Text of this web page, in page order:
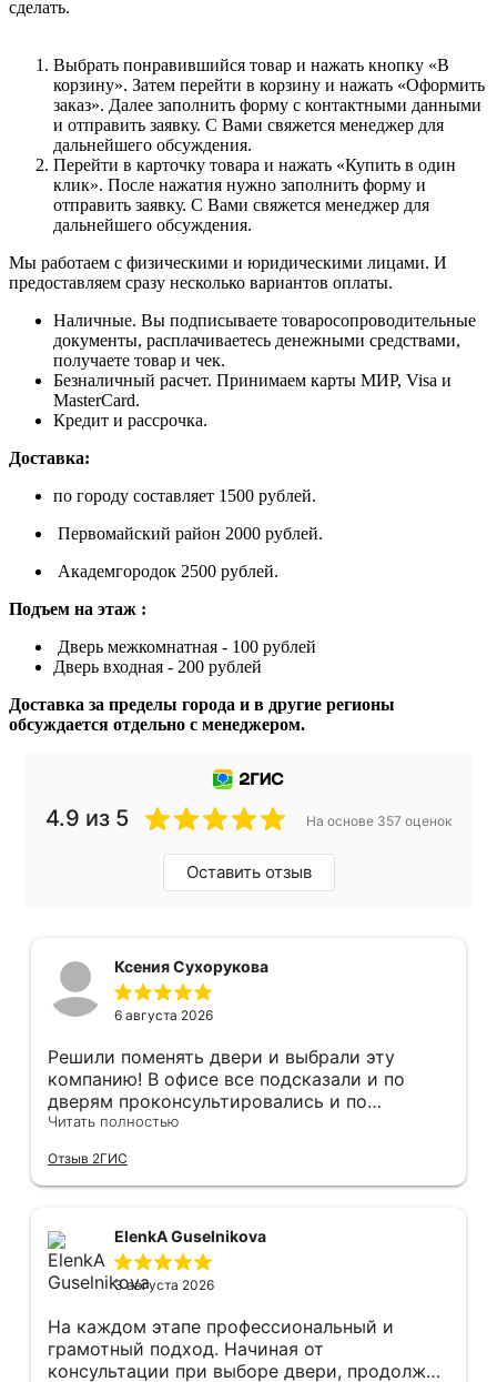
сделать.
Выбрать понравившийся товар и нажать кнопку «В
корзину». Затем перейти в корзину и нажать «Оформить
заказ». Далее заполнить форму с контактными данными
и отправить заявку. С Вами свяжется менеджер для
дальнейшего обсуждения.
Перейти в карточку товара и нажать «Купить в один
клик». После нажатия нужно заполнить форму и
отправить заявку. С Вами свяжется менеджер для
дальнейшего обсуждения.
Мы работаем с физическими и юридическими лицами. И
предоставляем сразу несколько вариантов оплаты.
Наличные. Вы подписываете товаросопроводительные
документы, расплачиваетесь денежными средствами,
получаете товар и чек.
Безналичный расчет. Принимаем карты МИР, Visa и
MasterCard.
Кредит и рассрочка.
Доставка:
по городу составляет 1500 рублей.
Первомайский район 2000 рублей.
Академгородок 2500 рублей.
Подъем на этаж :
Дверь межкомнатная - 100 рублей
Дверь входная - 200 рублей
Доставка за пределы города и в другие регионы
обсуждается отдельно с менеджером.
4.9 из 5 На основе 357 оценок
Оставить отзыв
Ксения Сухорукова
6 августа 2026
Решили поменять двери и выбрали эту
компанию! В офисе все подсказали и по
дверям проконсультировались и по
фурнитуре. Анастасия ответила на все
Монтаж быстро, качественно и аккуратно,
Сергея прямо рекомендую! С утра до
мусор убирает после монтажа. Рекомендую!
Читать полностью
Отзыв 2ГИС
ElenkA Guselnikova
3 августа 2026
На каждом этапе профессиональный и
грамотный подход. Начиная от
консультации при выборе двери, продолжая